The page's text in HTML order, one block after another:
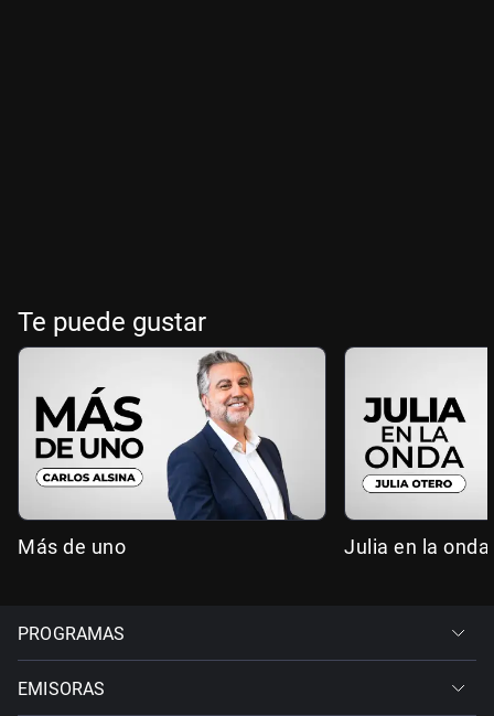
Te puede gustar
Más de uno Julia en la onda
PROGRAMAS
EMISORAS